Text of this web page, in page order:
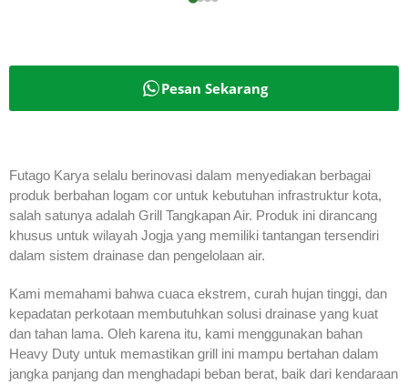
Pesan Sekarang
Futago Karya selalu berinovasi dalam menyediakan berbagai
produk berbahan logam cor untuk kebutuhan infrastruktur kota,
salah satunya adalah Grill Tangkapan Air. Produk ini dirancang
khusus untuk wilayah Jogja yang memiliki tantangan tersendiri
dalam sistem drainase dan pengelolaan air.
Kami memahami bahwa cuaca ekstrem, curah hujan tinggi, dan
kepadatan perkotaan membutuhkan solusi drainase yang kuat
dan tahan lama. Oleh karena itu, kami menggunakan bahan
Heavy Duty untuk memastikan grill ini mampu bertahan dalam
jangka panjang dan menghadapi beban berat, baik dari kendaraan